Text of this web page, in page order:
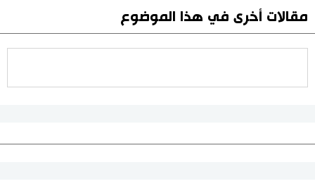
مقالات أخرى في هذا الموضوع